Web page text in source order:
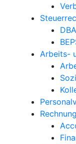
DBA
Arbeits-